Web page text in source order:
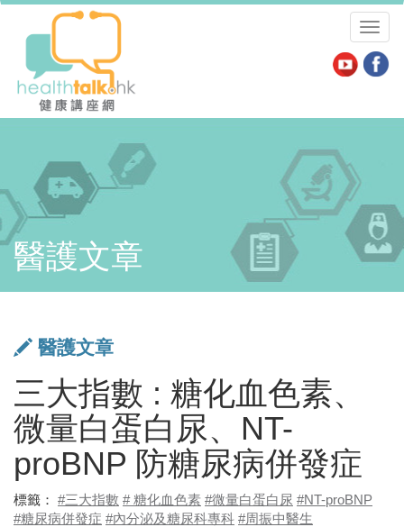
醫護文章
醫護文章
三大指數 : 糖化血色素、
微量白蛋白尿、NT-
proBNP 防糖尿病併發症
標籤： #三大指數 # 糖化血色素 #微量白蛋白尿 #NT-proBNP
#糖尿病併發症 #內分泌及糖尿科專科 #周振中醫生